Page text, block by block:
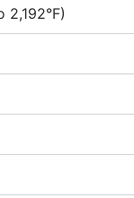
2,192°F)